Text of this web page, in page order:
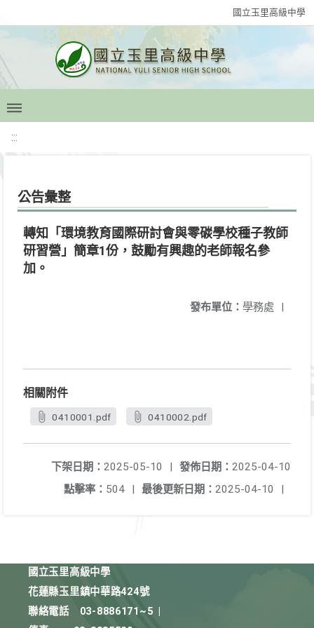
國立玉里高級中學
:::
公告彙整
轉知「環境教育國際研討會與零碳學校種子教師
研習營」簡章1份，鼓勵有興趣的老師報名參
加。
發布單位： 學務處 |
相關附件
0410001.pdf 0410002.pdf
發佈日期： 2025-04-10
下架日期： 2025-05-10
|
最後更新日期： 2025-04-10 |
點擊率： 504 |
國立玉里高級中學
花蓮縣玉里鎮中華路424號
聯絡電話
03-8886171~5